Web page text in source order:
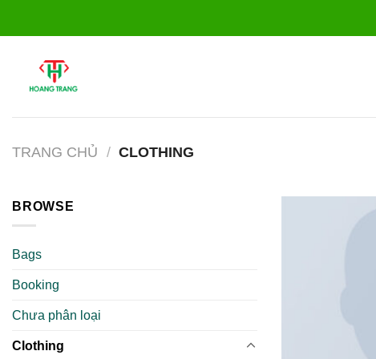
TRANG CHỦ / CLOTHING
BROWSE
Bags
Booking
Chưa phân loại
Clothing